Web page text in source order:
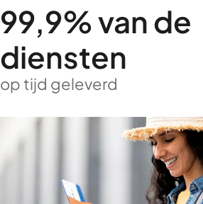
99,9% van de
diensten
op tijd geleverd